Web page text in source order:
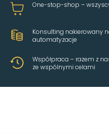
One-stop-shop –
Konsulting nakierowany
automatyzacje
Współpraca – razem z
ze wspólnymi celami